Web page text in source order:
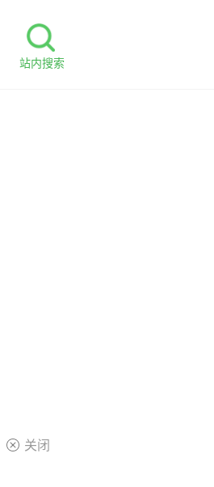
站内搜索
关闭